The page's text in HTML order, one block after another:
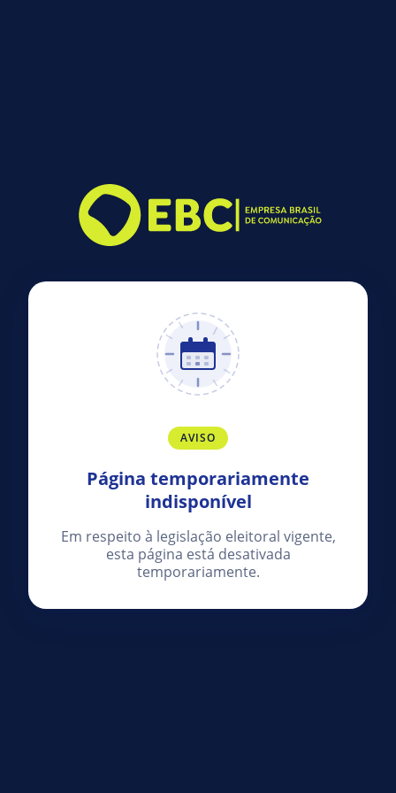
AVISO
Página temporariamente
indisponível
Em respeito à legislação eleitoral vigente,
esta página está desativada
temporariamente.